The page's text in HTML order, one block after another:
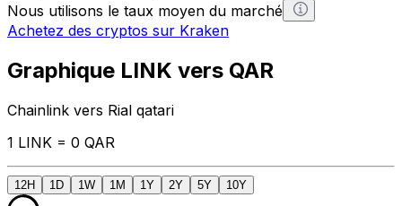
Nous utilisons le taux moyen du marché
Achetez des cryptos sur Kraken
Graphique LINK vers QAR
Chainlink vers Rial qatari
1 LINK = 0 QAR
12H 1D 1W 1M 1Y 2Y 5Y 10Y